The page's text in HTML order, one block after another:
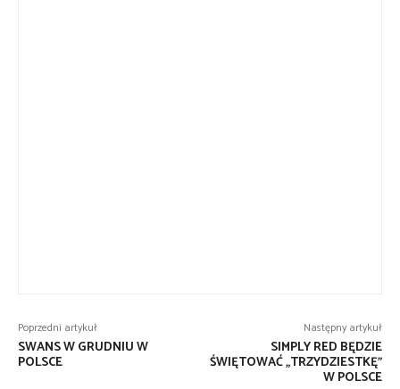
Poprzedni artykuł
SWANS W GRUDNIU W
POLSCE
Następny artykuł
SIMPLY RED BĘDZIE
ŚWIĘTOWAĆ „TRZYDZIESTKĘ”
W POLSCE